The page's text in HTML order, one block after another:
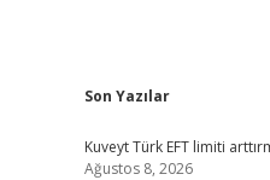
Sidebar
Son Yazılar
Kuveyt Türk EFT limiti
Ağustos 8, 2026
ilbet girişhttps://